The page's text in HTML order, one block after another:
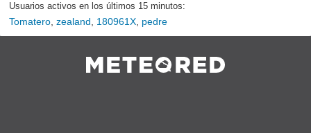
Usuarios activos en los últimos 15 minutos:
Tomatero zealand 180961X pedre